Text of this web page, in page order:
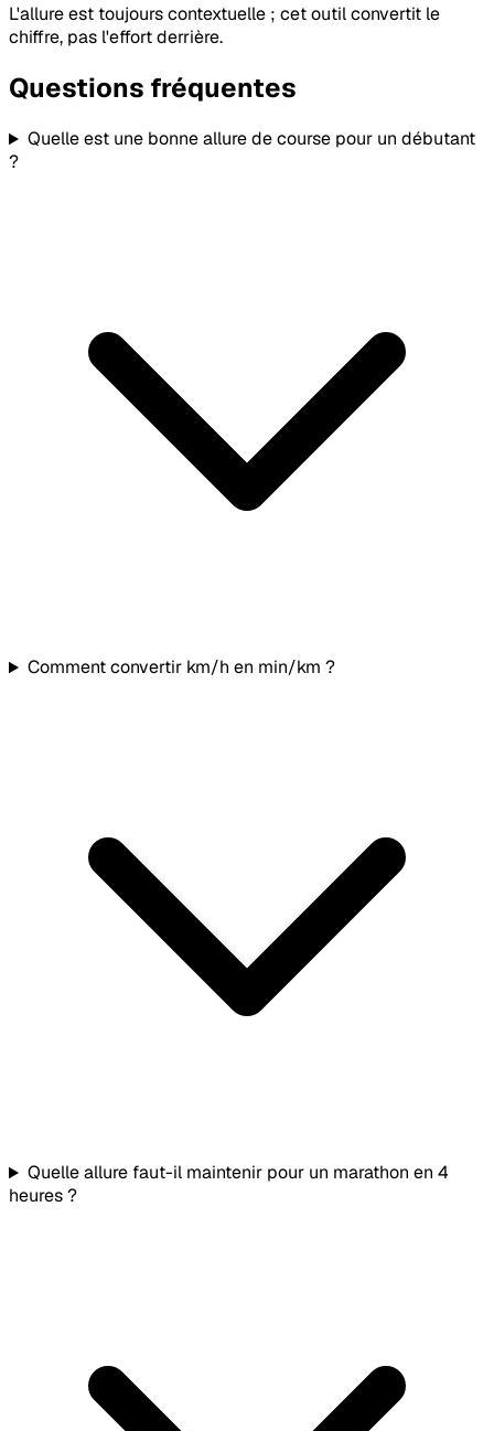
L'allure est toujours contextuelle ; cet outil convertit le
chiffre, pas l'effort derrière.
Questions fréquentes
Quelle est une bonne allure de course pour un débutant
?
Comment convertir km/h en min/km ?
Quelle allure faut-il maintenir pour un marathon en 4
heures ?